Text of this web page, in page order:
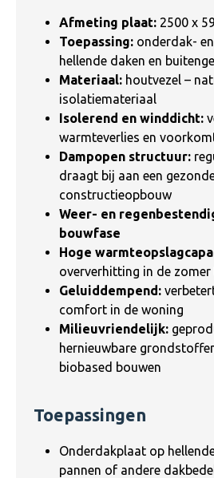
Afmeting plaat: 2500 x
Toepassing: onderdak-
hellende daken en
Materiaal: houtvezel –
isolatiemateriaal
Isolerend en winddicht:
warmteverlies en
Dampopen structuur:
draagt bij aan een
constructieopbouw
Weer- en
bouwfase
Hoge
oververhitting in de zomer
Geluiddempend:
comfort in de woning
Milieuvriendelijk:
hernieuwbare
biobased bouwen
Toepassingen
Onderdakplaat op
pannen of andere